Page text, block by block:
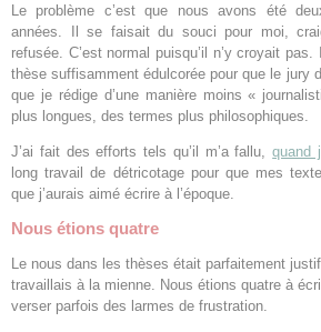
Le problème c’est que nous avons été
années. Il se faisait du souci pour moi,
refusée. C’est normal puisqu’il n’y croyait
thèse suffisamment édulcorée pour que le jury
que je rédige d’une manière moins «
plus longues, des termes plus philosophiques.
J’ai fait des efforts tels qu’il m’a fallu,quand
long travail de détricotage pour que mes
que j’aurais aimé écrire à l’époque.
Nous étions quatre
Le nous dans les thèses était parfaitement
travaillais à la mienne. Nous étions quatre à
verser parfois des larmes de frustration.